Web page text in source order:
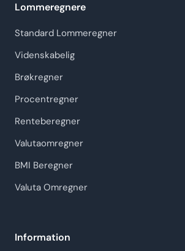
Lommeregnere
Standard Lommeregner
Videnskabelig
Brøkregner
Procentregner
Renteberegner
Valutaomregner
BMI Beregner
Valuta Omregner
Information